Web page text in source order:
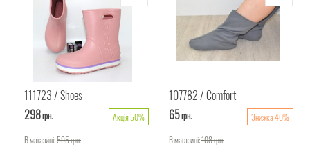
111723 Shoes
298грн.
Акція 50%
В магазині:595грн.
107782 Comfort
65грн.
Знижка 40%
В магазині:108грн.